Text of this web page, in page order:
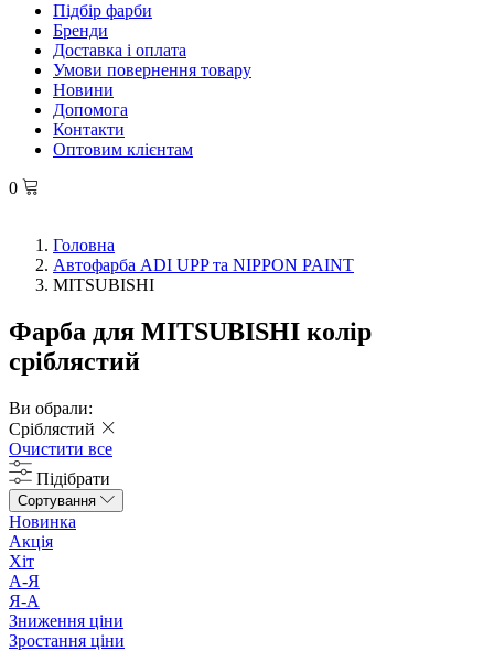
Підбір фарби
Бренди
Доставка і оплата
Умови повернення товару
Новини
Допомога
Контакти
Оптовим клієнтам
0
Головна
Автофарба ADI UPP та NIPPON PAINT
MITSUBISHI
Фарба для MITSUBISHI колір
сріблястий
Ви обрали:
Сріблястий
Очистити все
Підібрати
Сортування
Новинка
Акція
Хіт
А-Я
Я-А
Зниження ціни
Зростання ціни